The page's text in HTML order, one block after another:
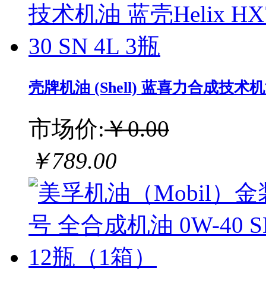
壳牌机油 (Shell) 蓝喜力合成技术
市场价:￥0.00
￥789.00